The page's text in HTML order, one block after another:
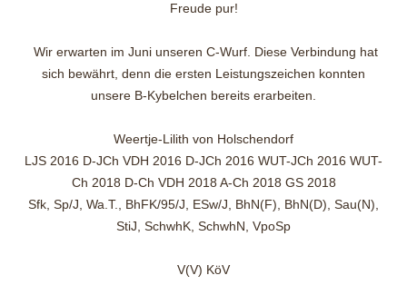
Freude pur!
Wir erwarten im Juni unseren C-Wurf. Diese Verbindung hat
sich bewährt, denn die ersten Leistungszeichen konnten
unsere B-Kybelchen bereits erarbeiten.
Weertje-Lilith von Holschendorf
LJS 2016 D-JCh VDH 2016 D-JCh 2016 WUT-JCh 2016 WUT-
Ch 2018 D-Ch VDH 2018 A-Ch 2018 GS 2018
Sfk, Sp/J, Wa.T., BhFK/95/J, ESw/J, BhN(F), BhN(D), Sau(N),
StiJ, SchwhK, SchwhN, VpoSp
V(V) KöV